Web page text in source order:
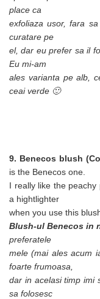
place ca
exfoliaza usor, fara
curatare pe
el, dar eu prefer sa il
Eu mi-am
ales varianta pe alb,
ceai verde 🙂
9. Benecos blush
is the Benecos one.
I really like the peachy
a hightlighter
when you use this
Blush-ul Benecos in
preferatele
mele (mai ales acum
foarte frumoasa,
dar in acelasi timp imi
sa folosesc